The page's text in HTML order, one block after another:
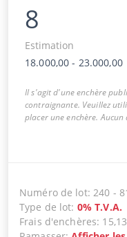
8
Estimation
18.000,00 - 23.000,00
Il s'agit d'une enchère
contraignante. Veuillez
placer une enchère.
Numéro de lot:240 -
Type de lot: 0% T.V.A.
Frais d'enchères: